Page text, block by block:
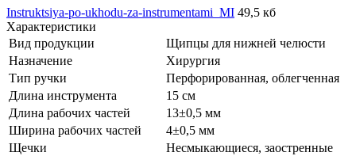
Instruktsiya-po-ukhodu-za-instrumentami_MI 49,5 кб
Характеристики
Вид продукции
Щипцы для нижней челюсти
Назначение
Хирургия
Тип ручки
Перфорированная, облегченная
Длина инструмента
15 см
Длина рабочих частей
13±0,5 мм
Ширина рабочих частей
4±0,5 мм
Щечки
Несмыкающиеся, заостренные